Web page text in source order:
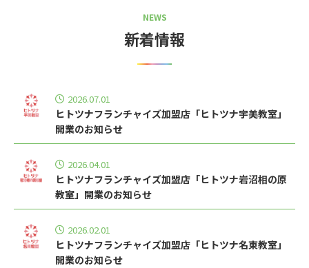
NEWS
新着情報
ヒトツナフランチャイズ加盟店「ヒトツナ宇美教室」
開業のお知らせ
2026.07.01
ヒトツナフランチャイズ加盟店「ヒトツナ岩沼相の原
教室」開業のお知らせ
2026.04.01
ヒトツナフランチャイズ加盟店「ヒトツナ名東教室」
開業のお知らせ
2026.02.01